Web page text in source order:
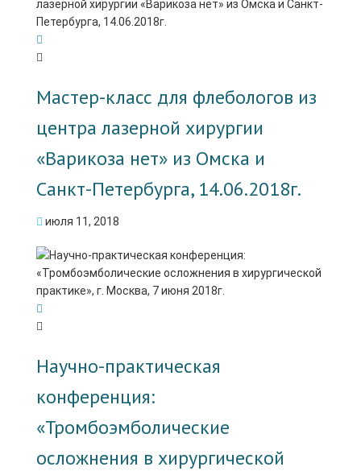
Мастер-класс для флебологов из
центра лазерной хирургии
«Варикоза нет» из Омска и
Санкт-Петербурга, 14.06.2018г.
июля 11, 2018
Научно-практическая
конференция:
«Тромбоэмболические
осложнения в хирургической